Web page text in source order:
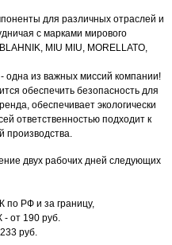
для различных отраслей и
с марками мирового
MIU MIU, MORELLATO,
одна из важных миссий компании!
обеспечить безопасность для
обеспечивает экологически
ответственностью подходит к
производства.
двух рабочих дней следующих
по РФ и за границу,
- от 190 руб.
руб.